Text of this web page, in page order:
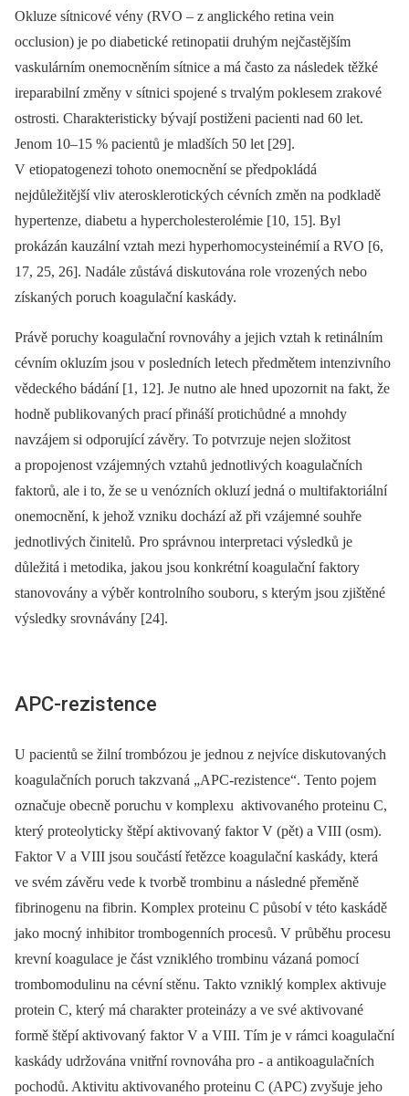
Okluze sítnicové vény (RVO –⁠ z anglického retina vein
occlusion) je po diabetické retinopatii druhým nejčastějším
vaskulárním onemocněním sítnice a má často za následek těžké
ireparabilní změny v sítnici spojené s trvalým poklesem zrakové
ostrosti. Charakteristicky bývají postiženi pacienti nad 60 let.
Jenom 10–15 % pacientů je mladších 50 let [29].
V etiopatogenezi tohoto onemocnění se předpokládá
nejdůležitější vliv aterosklerotických cévních změn na podkladě
hypertenze, diabetu a hypercholesterolémie [10, 15]. Byl
prokázán kauzální vztah mezi hyperhomocysteinémií a RVO [6,
17, 25, 26]. Nadále zůstává diskutována role vrozených nebo
získaných poruch koagulační kaskády.
Právě poruchy koagulační rovnováhy a jejich vztah k retinálním
cévním okluzím jsou v posledních letech předmětem intenzivního
vědeckého bádání [1, 12]. Je nutno ale hned upozornit na fakt, že
hodně publikovaných prací přináší protichůdné a mnohdy
navzájem si odporující závěry. To potvrzuje nejen složitost
a propojenost vzájemných vztahů jednotlivých koagulačních
faktorů, ale i to, že se u venózních okluzí jedná o multifaktoriální
onemocnění, k jehož vzniku dochází až při vzájemné souhře
jednotlivých činitelů. Pro správnou interpretaci výsledků je
důležitá i metodika, jakou jsou konkrétní koagulační faktory
stanovovány a výběr kontrolního souboru, s kterým jsou zjištěné
výsledky srovnávány [24].
APC-rezistence
U pacientů se žilní trombózou je jednou z nejvíce diskutovaných
koagulačních poruch takzvaná „APC-rezistence“. Tento pojem
označuje obecně poruchu v komplexu aktivovaného proteinu C,
který proteolyticky štěpí aktivovaný faktor V (pět) a VIII (osm).
Faktor V a VIII jsou součástí řetězce koagulační kaskády, která
ve svém závěru vede k tvorbě trombinu a následné přeměně
fibrinogenu na fibrin. Komplex proteinu C působí v této kaskádě
jako mocný inhibitor trombogenních procesů. V průběhu procesu
krevní koagulace je část vzniklého trombinu vázaná pomocí
trombomodulinu na cévní stěnu. Takto vzniklý komplex aktivuje
protein C, který má charakter proteinázy a ve své aktivované
formě štěpí aktivovaný faktor V a VIII. Tím je v rámci koagulační
kaskády udržována vnitřní rovnováha pro -⁠ a antikoagulačních
pochodů. Aktivitu aktivovaného proteinu C (APC) zvyšuje jeho